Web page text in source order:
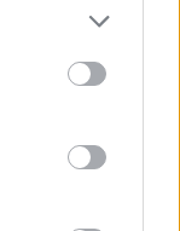
more Google
may click to
party tags to
below Google